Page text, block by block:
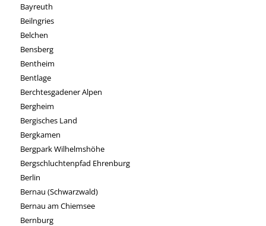
Bayreuth
Beilngries
Belchen
Bensberg
Bentheim
Bentlage
Berchtesgadener Alpen
Bergheim
Bergisches Land
Bergkamen
Bergpark Wilhelmshöhe
Bergschluchtenpfad Ehrenburg
Berlin
Bernau (Schwarzwald)
Bernau am Chiemsee
Bernburg